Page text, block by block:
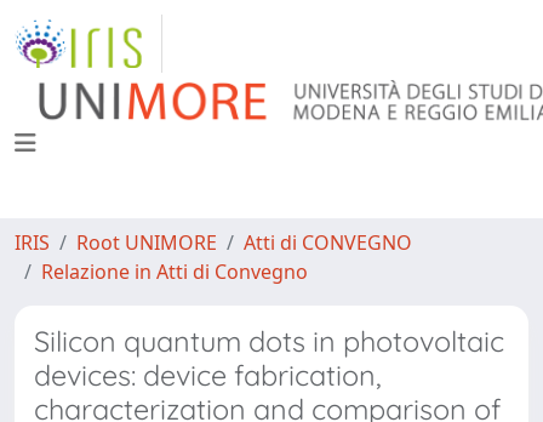
IRIS Root UNIMORE
Atti di CONVEGNO
Relazione in Atti di Convegno
Silicon quantum dots in photovoltaic
devices: device fabrication,
characterization and comparison of